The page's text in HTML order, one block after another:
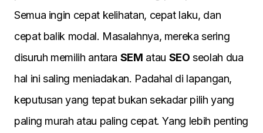
Semua ingin cepat kelihatan, cepat laku, dan
cepat balik modal. Masalahnya, mereka sering
disuruh memilih antara SEM atau SEO seolah dua
hal ini saling meniadakan. Padahal di lapangan,
keputusan yang tepat bukan sekadar pilih yang
paling murah atau paling cepat. Yang lebih penting